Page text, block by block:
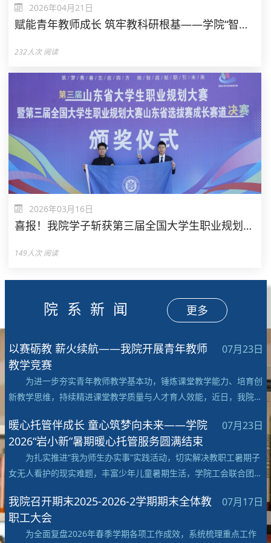
2026年04月21日
赋能青年教师成长 筑牢教科研根基——学院“智汇青研”青年教师教科研能力提升训练营正式开营
232人次 阅读
2026年03月16日
喜报！我院学子斩获第三届全国大学生职业规划大赛山东省赛铜奖
149人次 阅读
院系新闻 更多
以赛砺教 薪火续航——我院开展青年教师
教学竞赛
07月23日
为进一步夯实青年教师教学基本功，锤炼课堂教学能力、培育创
新教学思维，持续精进课堂教学质量与人才育人效能，近日，我院在
暖心托管伴成长 童心筑梦向未来——学院
2026“岩小新”暑期暖心托管服务圆满结束
07月23日
为扎实推进“我为师生办实事”实践活动，切实解决教职工暑期子
女无人看护的现实难题，丰富少年儿童暑期生活，学院工会联合团总
我院召开期末2025-2026-2学期期末全体教
职工大会
07月17日
为全面复盘2026年春季学期各项工作成效，系统梳理重点工作